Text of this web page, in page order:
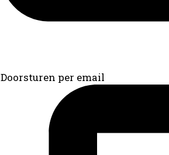
Doorsturen per email